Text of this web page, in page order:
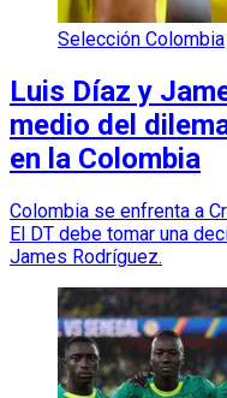
Selección Colombia
Luis Díaz y
medio del
en la Colombia
Colombia se enfrenta a
El DT debe tomar una
James Rodríguez.